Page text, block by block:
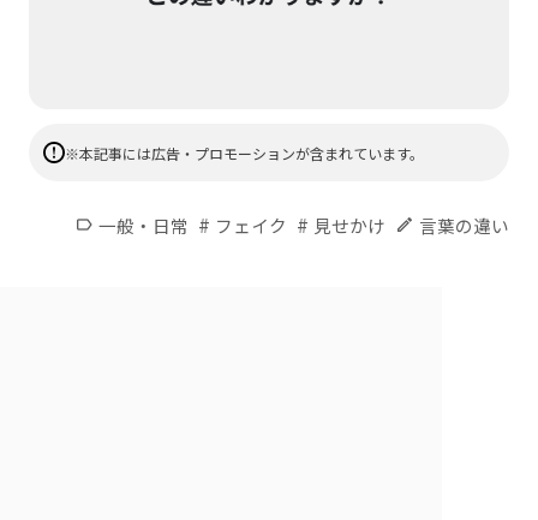
※本記事には広告・プロモーションが含まれています。
label 一般・日常 # フェイク # 見せかけ edit 言葉の違い